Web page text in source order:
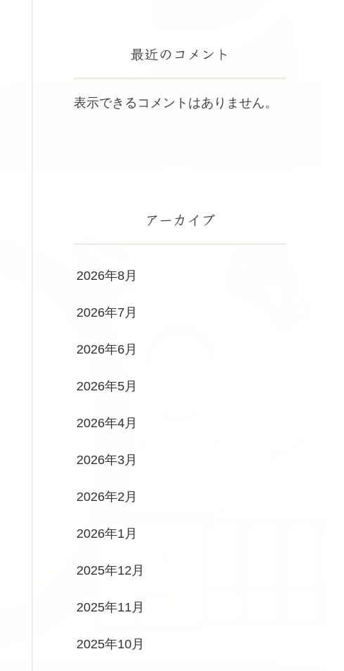
最近のコメント
表示できるコメントはありません。
アーカイブ
2026年8月
2026年7月
2026年6月
2026年5月
2026年4月
2026年3月
2026年2月
2026年1月
2025年12月
2025年11月
2025年10月